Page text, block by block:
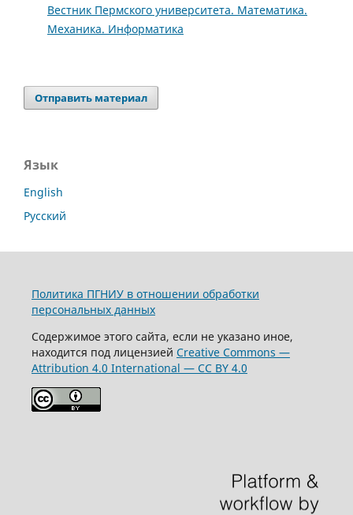
Вестник Пермского университета. Математика.
Механика. Информатика
Отправить материал
Язык
English
Русский
Политика ПГНИУ в отношении обработки
персональных данных
Содержимое этого сайта, если не указано иное,
находится под лицензией Creative Commons —
Attribution 4.0 International — CC BY 4.0